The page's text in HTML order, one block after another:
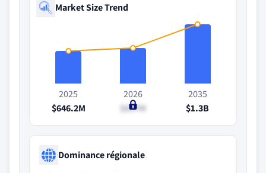
Market Size Trend
2025
$646.2M
2026
$697M
2035
$1.3B
Dominance régionale